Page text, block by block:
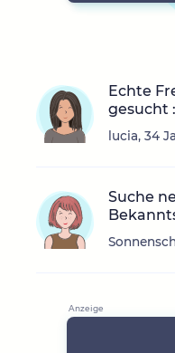
Echte
gesucht
lucia, 34
Suche